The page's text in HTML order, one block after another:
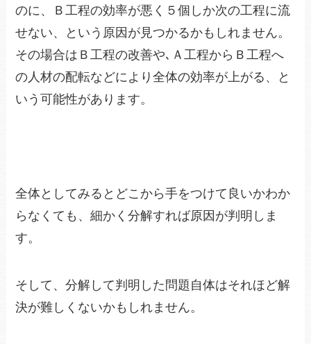
のに、Ｂ工程の効率が悪く５個しか次の工程に流
せない、という原因が見つかるかもしれません。
その場合はＢ工程の改善や､Ａ工程からＢ工程へ
の人材の配転などにより全体の効率が上がる、と
いう可能性があります。
全体としてみるとどこから手をつけて良いかわか
らなくても、細かく分解すれば原因が判明しま
す。
そして、分解して判明した問題自体はそれほど解
決が難しくないかもしれません。